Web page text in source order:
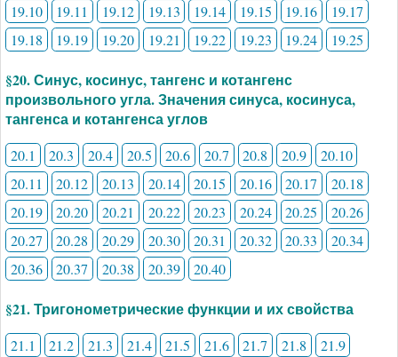
19.10
19.11 19.12 19.13 19.14 19.15 19.16
19.17
19.18
19.19 19.20 19.21 19.22 19.23 19.24 19.25
§20. Синус, косинус, тангенс и котангенс
произвольного угла. Значения синуса, косинуса,
тангенса и котангенса углов
20.1 20.3 20.4 20.5 20.6 20.7 20.8 20.9
20.10
20.11
20.12 20.13 20.14 20.15 20.16 20.17
20.18
20.19
20.20 20.21 20.22 20.23 20.24 20.25
20.26
20.27
20.28 20.29 20.30 20.31 20.32 20.33
20.34
20.36
20.37 20.38 20.39 20.40
§21. Тригонометрические функции и их свойства
21.1 21.2 21.3 21.4 21.5 21.6 21.7 21.8
21.9